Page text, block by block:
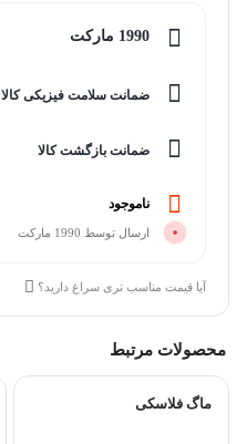
1990 مارکت
ضمانت سلامت فیزیکی کالا
ضمانت بازگشت کالا
ناموجود
ارسال توسط 1990 مارکت
آیا قیمت مناسب تری سراغ دارید؟
محصولات مرتبط
ماگ فلاسکی